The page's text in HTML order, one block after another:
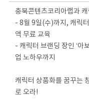
충북콘텐츠코리아랩과
- 8월 9일(수)까지, 캐릭
액 무료 교육
- 캐릭터 브랜딩 장인 ‘아
업 노하우까지
캐릭터 상품화를 꿈꾸는
로 오라!